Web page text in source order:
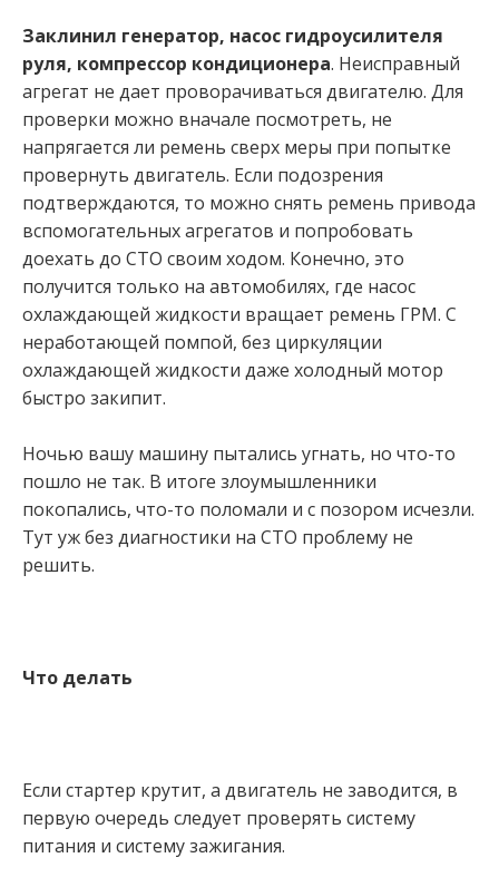
Заклинил генератор, насос гидроусилителя
руля, компрессор кондиционера. Неисправный
агрегат не дает проворачиваться двигателю. Для
проверки можно вначале посмотреть, не
напрягается ли ремень сверх меры при попытке
провернуть двигатель. Если подозрения
подтверждаются, то можно снять ремень привода
вспомогательных агрегатов и попробовать
доехать до СТО своим ходом. Конечно, это
получится только на автомобилях, где насос
охлаждающей жидкости вращает ремень ГРМ. С
неработающей помпой, без циркуляции
охлаждающей жидкости даже холодный мотор
быстро закипит.
Ночью вашу машину пытались угнать, но что-то
пошло не так. В итоге злоумышленники
покопались, что-то поломали и с позором исчезли.
Тут уж без диагностики на СТО проблему не
решить.
Что делать
Если стартер крутит, а двигатель не заводится, в
первую очередь следует проверять систему
питания и систему зажигания.